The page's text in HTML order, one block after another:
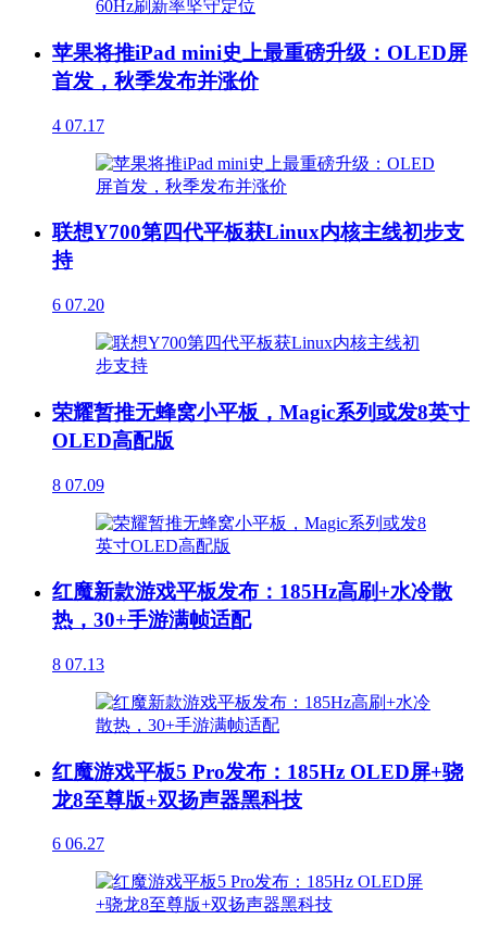
苹果将推iPad mini史上最重磅升级：OLED屏
首发，秋季发布并涨价
4 07.17
联想Y700第四代平板获Linux内核主线初步支
持
6 07.20
荣耀暂推无蜂窝小平板，Magic系列或发8英寸
OLED高配版
8 07.09
红魔新款游戏平板发布：185Hz高刷+水冷散
热，30+手游满帧适配
8 07.13
红魔游戏平板5 Pro发布：185Hz OLED屏+骁
龙8至尊版+双扬声器黑科技
6 06.27